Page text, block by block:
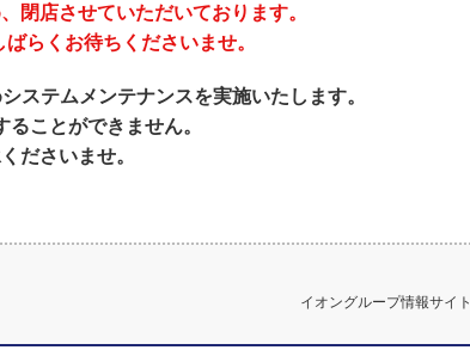
閉店させていただいております。
らくお待ちくださいませ。
ステムメンテナンスを実施いたします。
ことができません。
ださいませ。
イオングループ情報サイト